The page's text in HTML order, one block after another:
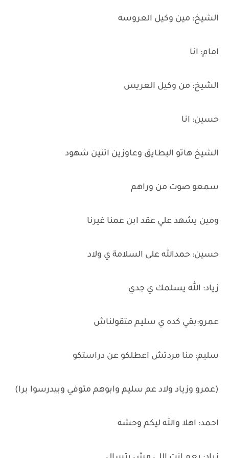
الشيخ: مين وكيل العروسه
امام: انا
الشيخ: من وكيل العريس
حسين: انا
الشيخ هاتو البطايق وعاوزين اتنين شهود
سمعو صوت من وراهم
ومين يشهد علي عقد ابن عمنا غيرنا
حسين: حمدالله على السلامة ي ولاد
زياد: الله يسلمك ي جدي
عمرو:بقي كده ي سليم متقولناش
سليم: منا مردتش اعطلكو عن دراستكو
(عمرو وزياد ولاد عم سليم وابوهم متوفي وبيدرسوا برا)
احمد: اهلا والله ليكم وحشه